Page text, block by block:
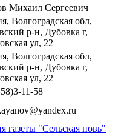
Михаил Сергеевич
Волгоградская обл,
р-н, Дубовка г,
ул, 22
Волгоградская обл,
р-н, Дубовка г,
ул, 22
11-58
газеты "Сельская новь"